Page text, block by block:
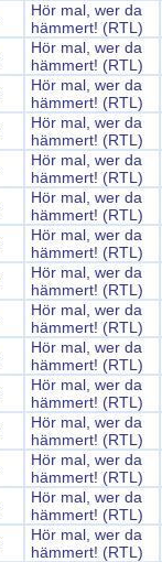
Hör mal, wer da
hämmert! (RTL)
Hör mal, wer da
hämmert! (RTL)
Hör mal, wer da
hämmert! (RTL)
Hör mal, wer da
hämmert! (RTL)
Hör mal, wer da
hämmert! (RTL)
Hör mal, wer da
hämmert! (RTL)
Hör mal, wer da
hämmert! (RTL)
Hör mal, wer da
hämmert! (RTL)
Hör mal, wer da
hämmert! (RTL)
Hör mal, wer da
hämmert! (RTL)
Hör mal, wer da
hämmert! (RTL)
Hör mal, wer da
hämmert! (RTL)
Hör mal, wer da
hämmert! (RTL)
Hör mal, wer da
hämmert! (RTL)
Hör mal, wer da
hämmert! (RTL)